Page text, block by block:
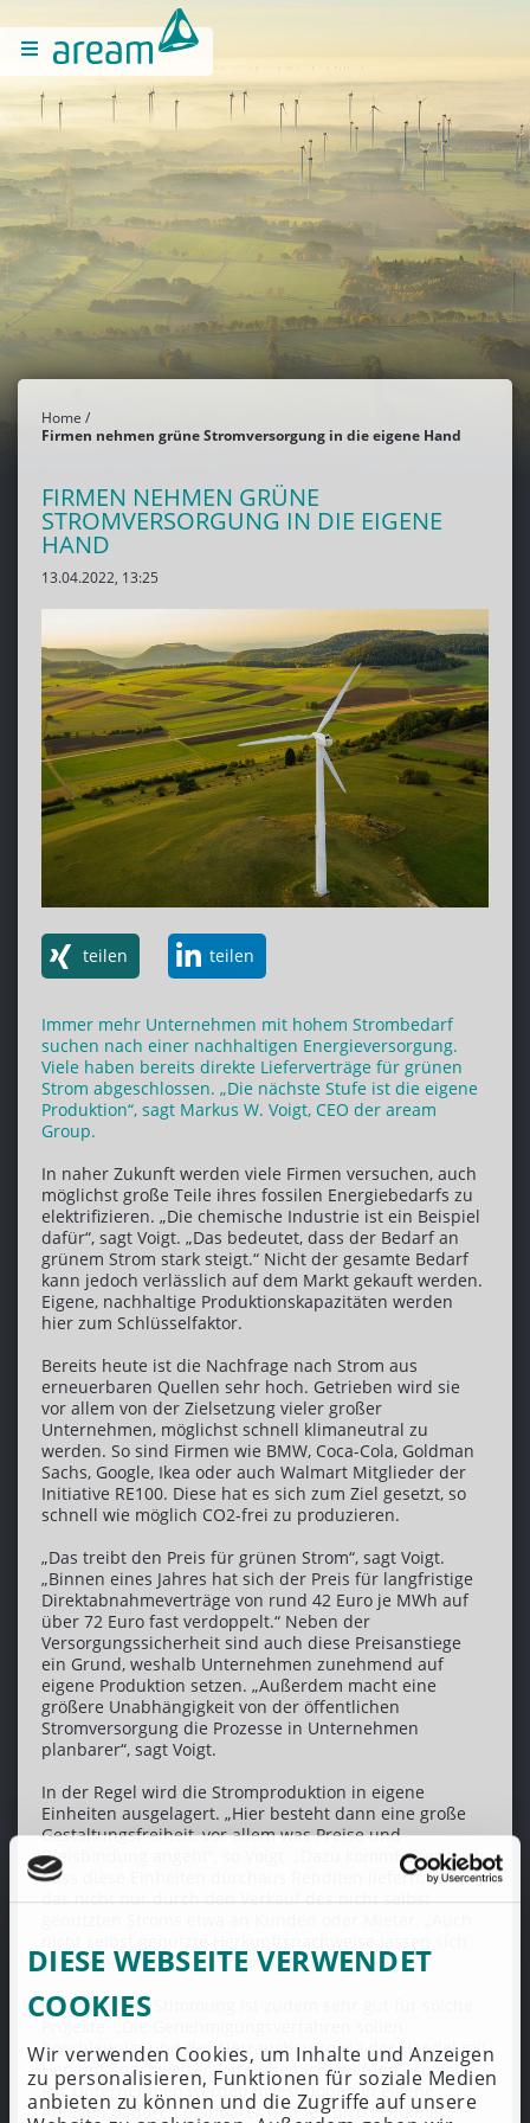
DIESE WEBSEITE VERWENDET
COOKIES
Wir verwenden Cookies, um Inhalte und Anzeigen
zu personalisieren, Funktionen für soziale Medien
anbieten zu können und die Zugriffe auf unsere
Home
Firmen nehmen grüne Stromversorgung in die eigene Hand
FIRMEN NEHMEN GRÜNE
STROMVERSORGUNG IN DIE EIGENE
HAND
13.04.2022, 13:25
teilen teilen
Immer mehr Unternehmen mit hohem Strombedarf
suchen nach einer nachhaltigen Energieversorgung.
Viele haben bereits direkte Lieferverträge für grünen
Strom abgeschlossen. „Die nächste Stufe ist die eigene
Produktion“, sagt Markus W. Voigt, CEO der aream
Group.
In naher Zukunft werden viele Firmen versuchen, auch
möglichst große Teile ihres fossilen Energiebedarfs zu
elektrifizieren. „Die chemische Industrie ist ein Beispiel
dafür“, sagt Voigt. „Das bedeutet, dass der Bedarf an
grünem Strom stark steigt.“ Nicht der gesamte Bedarf
kann jedoch verlässlich auf dem Markt gekauft werden.
Eigene, nachhaltige Produktionskapazitäten werden
hier zum Schlüsselfaktor.
Bereits heute ist die Nachfrage nach Strom aus
erneuerbaren Quellen sehr hoch. Getrieben wird sie
vor allem von der Zielsetzung vieler großer
Unternehmen, möglichst schnell klimaneutral zu
werden. So sind Firmen wie BMW, Coca-Cola, Goldman
Sachs, Google, Ikea oder auch Walmart Mitglieder der
Initiative RE100. Diese hat es sich zum Ziel gesetzt, so
schnell wie möglich CO2-frei zu produzieren.
„Das treibt den Preis für grünen Strom“, sagt Voigt.
„Binnen eines Jahres hat sich der Preis für langfristige
Direktabnahmeverträge von rund 42 Euro je MWh auf
über 72 Euro fast verdoppelt.“ Neben der
Versorgungssicherheit sind auch diese Preisanstiege
ein Grund, weshalb Unternehmen zunehmend auf
eigene Produktion setzen. „Außerdem macht eine
größere Unabhängigkeit von der öffentlichen
Stromversorgung die Prozesse in Unternehmen
planbarer“, sagt Voigt.
In der Regel wird die Stromproduktion in eigene
Einheiten ausgelagert. „Hier besteht dann eine große
Gestaltungsfreiheit, vor allem was Preise und
Preisbindung angeht“, so Voigt. „Dazu kommt aber auch,
dass diese Einheiten durchaus Renditen liefern.“ Und
das nicht nur durch den Verkauf des nicht selbst
verwerten und am Markt anbieten“, sagt Voigt.
Die politische Stimmung ist zudem sehr gut für solche
beschleunigt und der Netzausbau sowie der Handel mit
Herkunftsnachweisen vereinheitlicht werden“, so Voigt.
Für Unternehmen werden Investitionen in eigene
Anlagen dadurch planbarer und letztlich rentabler.